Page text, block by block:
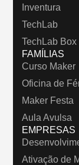
Inventura
TechLab
TechLab Box
FAMÍLIAS
Curso Maker
Oficina de
Maker Festa
Aula Avulsa
EMPRESAS
Ativação de